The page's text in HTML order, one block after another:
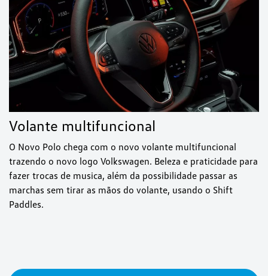
Volante multifuncional
O Novo Polo chega com o novo volante multifuncional
trazendo o novo logo Volkswagen. Beleza e praticidade para
fazer trocas de musica, além da possibilidade passar as
marchas sem tirar as mãos do volante, usando o Shift
Paddles.